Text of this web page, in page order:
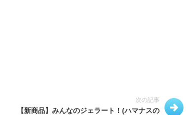
次の記事
【新商品】みんなのジェラート！(ハマナスの